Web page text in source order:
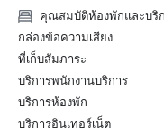
คุณสมบัติห้องพักและบริ
กล่องข้อความเสียง
ที่เก็บสัมภาระ
บริการพนักงานบริการ
บริการห้องพัก
บริการอินเทอร์เน็ต